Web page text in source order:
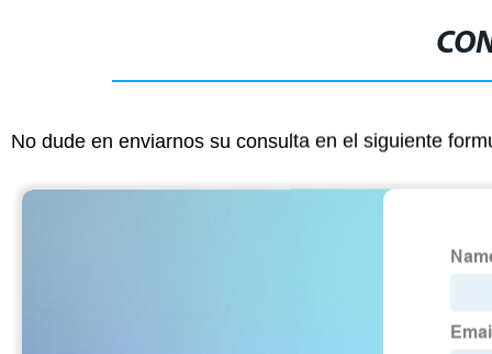
No dude en enviarnos su consulta en el siguiente